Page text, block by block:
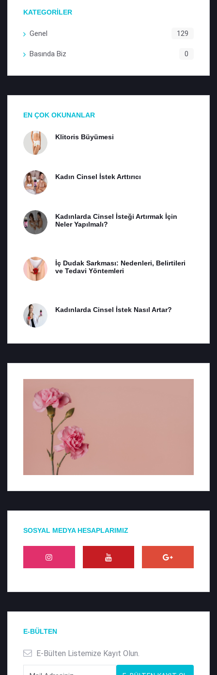
KATEGORİLER
Genel 129
Basında Biz 0
EN ÇOK OKUNANLAR
Klitoris Büyümesi
Kadın Cinsel İstek Arttırıcı
Kadınlarda Cinsel İsteği Artırmak İçin
Neler Yapılmalı?
İç Dudak Sarkması: Nedenleri, Belirtileri
ve Tedavi Yöntemleri
Kadınlarda Cinsel İstek Nasıl Artar?
SOSYAL MEDYA HESAPLARIMIZ
E-BÜLTEN
E-Bülten Listemize Kayıt Olun.